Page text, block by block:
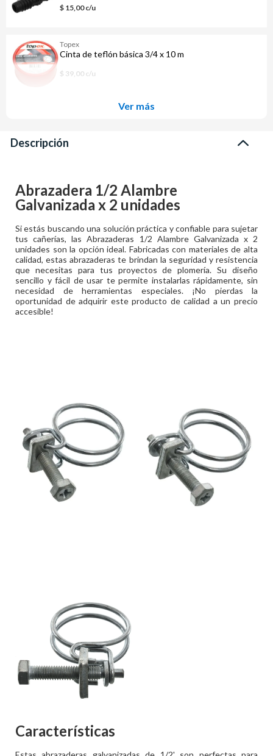
$ 15,00 c/u
Topex
Cinta de teflón básica 3/4 x 10 m
$ 39,00 c/u
Ver más
Descripción
Abrazadera 1/2 Alambre
Galvanizada x 2 unidades
Si estás buscando una solución práctica y confiable para sujetar
tus cañerías, las Abrazaderas 1/2 Alambre Galvanizada x 2
unidades son la opción ideal. Fabricadas con materiales de alta
calidad, estas abrazaderas te brindan la seguridad y resistencia
que necesitas para tus proyectos de plomería. Su diseño
sencillo y fácil de usar te permite instalarlas rápidamente, sin
necesidad de herramientas especiales. ¡No pierdas la
oportunidad de adquirir este producto de calidad a un precio
accesible!
Características